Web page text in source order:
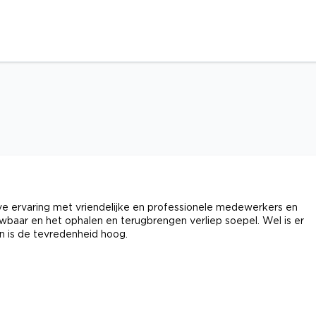
met vriendelijke en professionele medewerkers en
en het ophalen en terugbrengen verliep soepel. Wel is er
is de tevredenheid hoog.